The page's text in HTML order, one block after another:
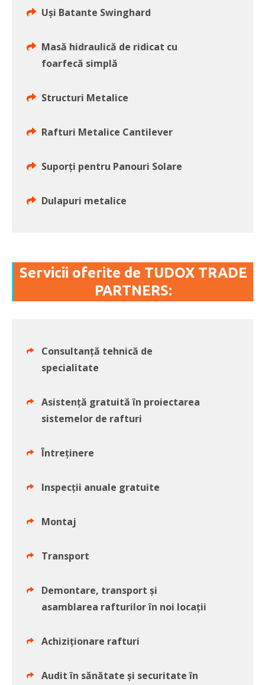
Uși Batante Swinghard
Masă hidraulică de ridicat cu
foarfecă simplă
Structuri Metalice
Rafturi Metalice Cantilever
Suporți pentru Panouri Solare
Dulapuri metalice
Servicii oferite de TUDOX TRADE
PARTNERS:
Consultanță tehnică de
specialitate
Asistență gratuită în proiectarea
sistemelor de rafturi
Întreținere
Inspecții anuale gratuite
Montaj
Transport
Demontare, transport și
asamblarea rafturilor în noi locații
Achiziționare rafturi
Audit în sănătate și securitate în